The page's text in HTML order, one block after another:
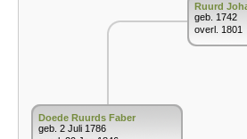
Doede Ruurds Faber
geb. 2 Juli 1786
Ruurd
geb. 1742
overl. 1801